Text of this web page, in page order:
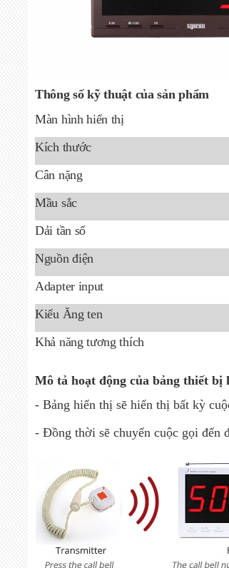
Thông số kỹ thuật của sản phẩm
Màn hình hiển thị
Kích thước
Cân nặng
Mầu sắc
Dải tần số
Nguồn điện
Adapter input
Kiểu Ăng ten
Khả năng tương thích
Mô tả hoạt động của bảng thiết bị
- Bảng hiển thị sẽ hiển thị bất kỳ
- Đồng thời sẽ chuyển cuộc gọi đến